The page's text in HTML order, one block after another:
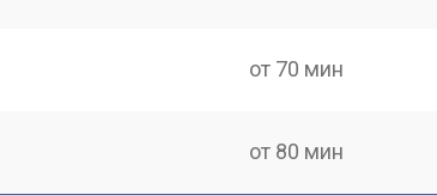
от 70 мин
от 80 мин